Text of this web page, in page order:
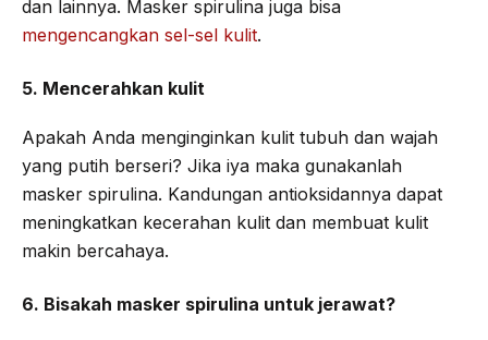
dan lainnya. Masker spirulina juga bisa
mengencangkan sel-sel kulit.
5. Mencerahkan kulit
Apakah Anda menginginkan kulit tubuh dan wajah
yang putih berseri? Jika iya maka gunakanlah
masker spirulina. Kandungan antioksidannya dapat
meningkatkan kecerahan kulit dan membuat kulit
makin bercahaya.
6. Bisakah masker spirulina untuk jerawat?